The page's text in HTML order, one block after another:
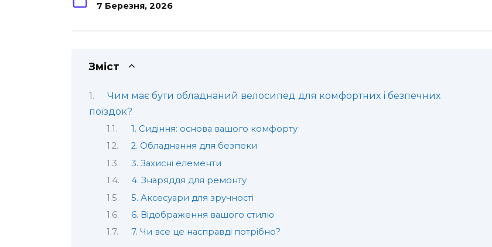
7 Березня, 2026
Зміст
Чим має бути обладнаний велосипед для комфортних і безпечних
поїздок?
1. Сидіння: основа вашого комфорту
2. Обладнання для безпеки
3. Захисні елементи
4. Знаряддя для ремонту
5. Аксесуари для зручності
6. Відображення вашого стилю
7. Чи все це насправді потрібно?